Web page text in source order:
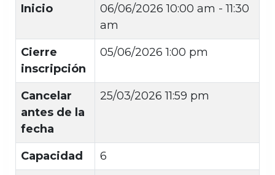
Inicio 06/06/202610:00 am - 11:30
am
Cierre
inscripción
05/06/2026 1:00 pm
Cancelar
antes de la
fecha
25/03/2026 11:59 pm
Capacidad
6